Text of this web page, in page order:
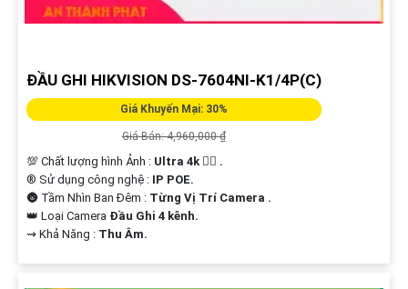
ĐẦU GHI HIKVISION DS-7604NI-K1/4P(C)
Giá Khuyến Mại: 30%
Giá Bán: 4,960,000 ₫
💯 Chất lượng hình Ảnh : Ultra 4k 👍🏾 .
®️ Sử dụng công nghệ : IP POE.
🌚 Tầm Nhìn Ban Đêm : Từng Vị Trí Camera .
👑 Loại Camera Đầu Ghi 4 kênh.
️⇝ Khả Năng : Thu Âm.